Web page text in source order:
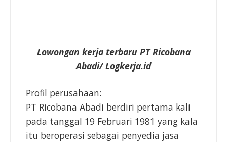
Lowongan kerja terbaru PT Ricobana
Abadi/ Logkerja.id
Profil perusahaan:
PT Ricobana Abadi berdiri pertama kali
pada tanggal 19 Februari 1981 yang kala
itu beroperasi sebagai penyedia jasa